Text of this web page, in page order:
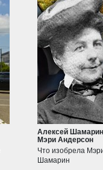
Алексей
Мэри Андерсон
Что изобрела
Шамарин